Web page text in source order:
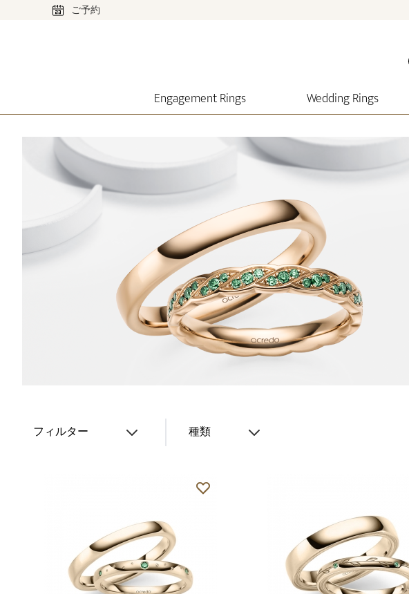
ご予約
Engagement Rings Wedding Rings
フィルター 種類